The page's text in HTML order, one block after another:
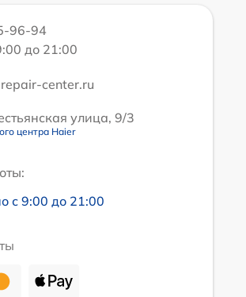
96-94
до 21:00
center.ru
улица, 9/3
центра Haier
с 9:00 до 21:00